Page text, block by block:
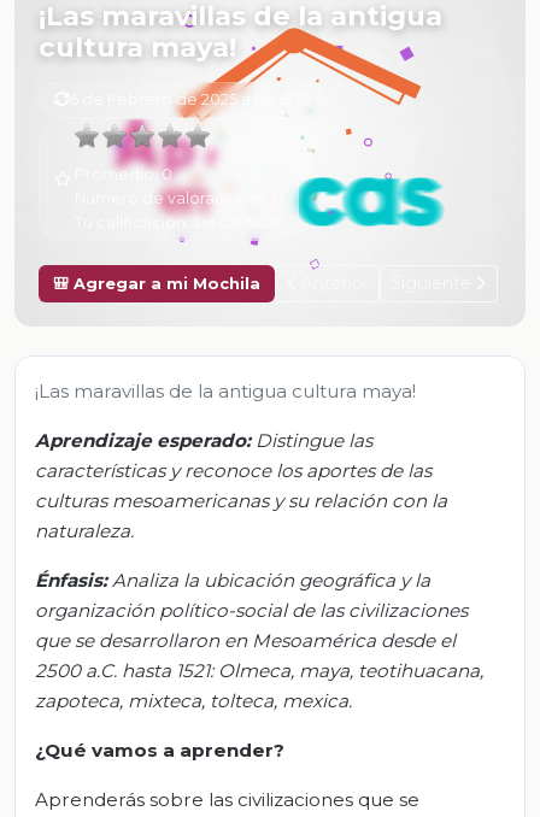
¡Las maravillas de la antigua
cultura maya!
6 de Febrero de 2025 a las 15:32
Promedio:0
Número de valoraciones:
Tu calificación:
Sin calificar
🎒 Agregar a mi Mochila
¡Las maravillas de la antigua cultura maya!
Aprendizaje esperado:Distingue las
características y reconoce los aportes de las
culturas mesoamericanas y su relación con la
naturaleza.
Énfasis:Analiza la ubicación geográfica y la
organización político-social de las civilizaciones
que se desarrollaron en Mesoamérica desde el
2500 a.C. hasta 1521: Olmeca, maya, teotihuacana,
zapoteca, mixteca, tolteca, mexica.
¿Qué vamos a aprender?
Aprenderás sobre las civilizaciones que se